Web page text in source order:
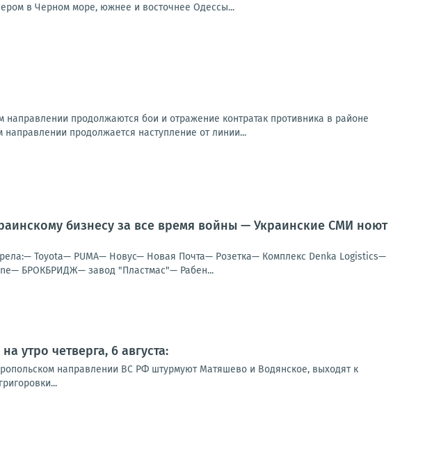
в Черном море, южнее и восточнее Одессы...
продолжаются бои и отражение контратак противника в районе
продолжается наступление от линии...
бизнесу за все время войны — Украинские СМИ ноют
Toyota— PUMA— Новус— Новая Почта— Розетка— Комплекс Denka Logistics—
БРОКБРИДЖ— завод "Пластмас"— Рабен...
утро четверга, 6 августа:
направлении ВС РФ штурмуют Матяшево и Водянское, выходят к